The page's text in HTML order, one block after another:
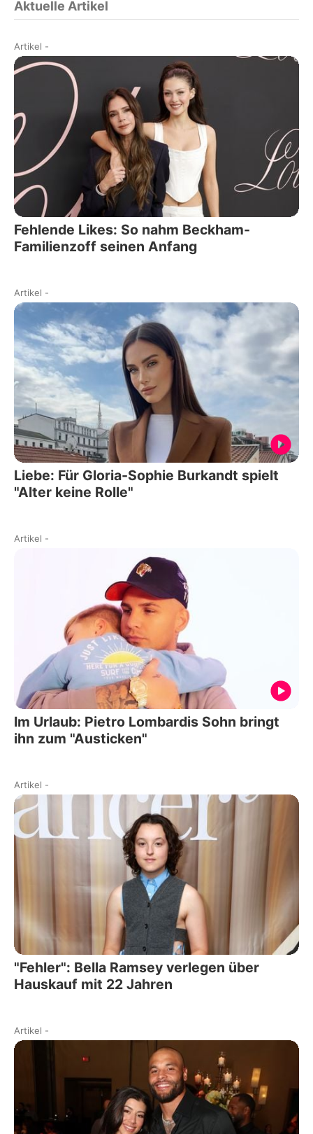
Aktuelle Artikel
Artikel -
Fehlende Likes: So nahm Beckham-
Familienzoff seinen Anfang
Artikel -
Liebe: Für Gloria-Sophie Burkandt spielt
"Alter keine Rolle"
Artikel -
Im Urlaub: Pietro Lombardis Sohn bringt
ihn zum "Austicken"
Artikel -
"Fehler": Bella Ramsey verlegen über
Hauskauf mit 22 Jahren
Artikel -